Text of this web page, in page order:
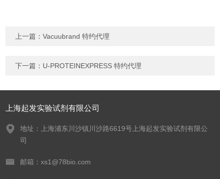
上一篇：Vacuubrand 特约代理
下一篇： U-PROTEINEXPRESS 特约代理
上海起发实验试剂有限公司
地址：上海浦东川沙镇川沙路6619号上海起发实验试剂有限公
司
邮箱：xs1@78bio.com